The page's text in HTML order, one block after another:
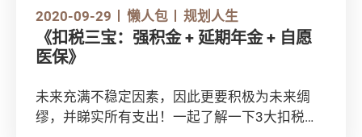
2020-09-29 懒人包 规划人生
《扣税三宝：强积金 + 延期年金 + 自愿
医保》
未来充满不稳定因素，因此更要积极为未来绸
缪，并睇实所有支出！一起了解一下3大扣税安